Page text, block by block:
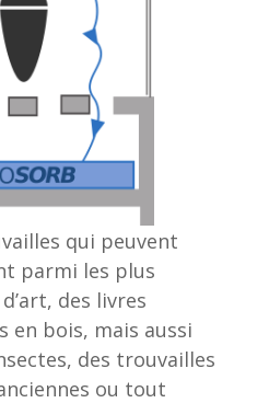
qui peuvent
parmi les plus
des livres
en bois, mais aussi
des trouvailles
ou tout